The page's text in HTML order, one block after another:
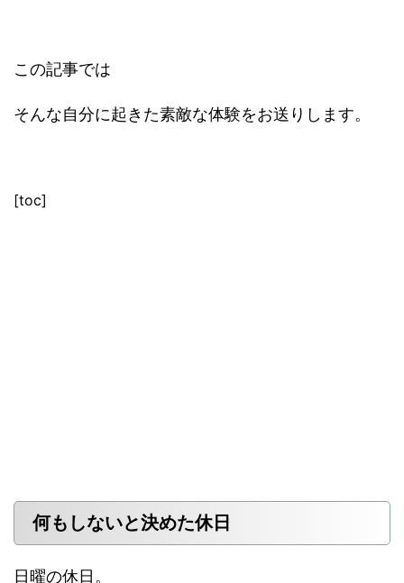
この記事では
そんな自分に起きた素敵な体験をお送りします。
[toc]
何もしないと決めた休日
日曜の休日。